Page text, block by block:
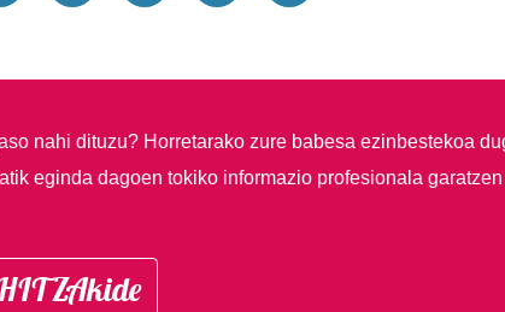
nahi dituzu? Horretarako zure babesa ezinbestekoa
eginda dagoen tokiko informazio profesionala garatzen